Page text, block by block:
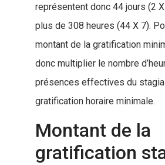
représentent donc 44 jours (2
plus de 308 heures (44 X 7).
montant de la gratification
donc multiplier le nombre
présences effectives du
gratification horaire minimale.
Montant de la
gratification